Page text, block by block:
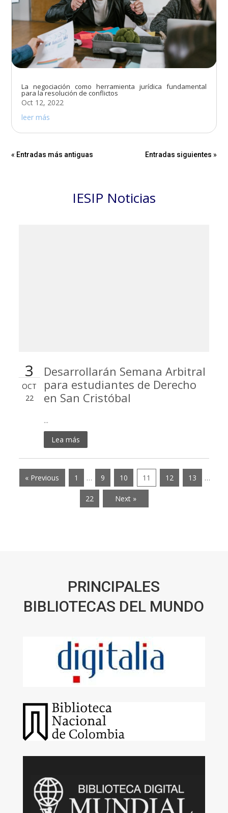
La negociación como herramienta jurídica fundamental
para la resolución de conflictos
Oct 12, 2022
leer más
« Entradas más antiguas Entradas siguientes »
IESIP Noticias
3
OCT
22
Desarrollarán Semana Arbitral
para estudiantes de Derecho
en San Cristóbal
...
Lea más
« Previous 1 … 9 10 11 12 13 …
22 Next »
PRINCIPALES
BIBLIOTECAS DEL MUNDO